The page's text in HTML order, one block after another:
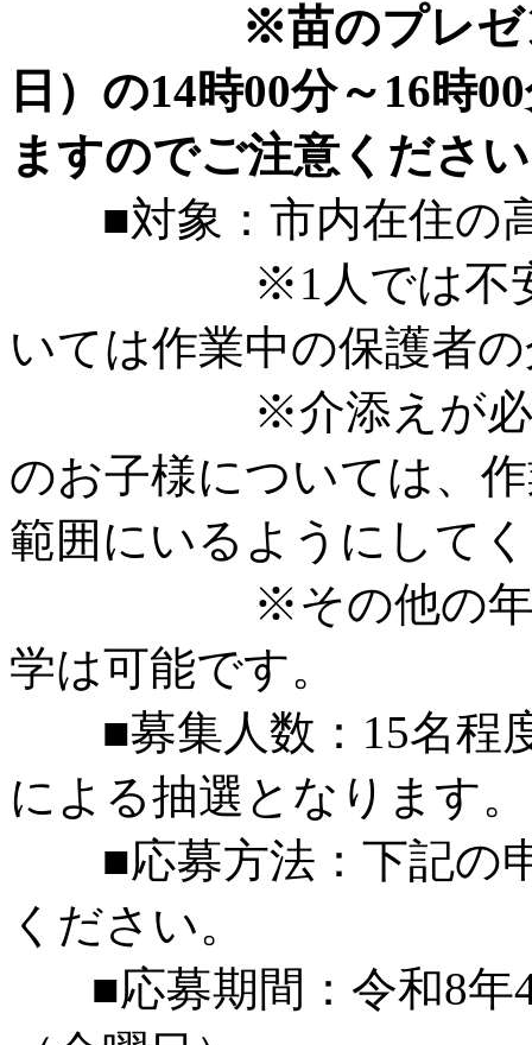
※苗のプレゼ
日）の14時00分～16時
ますのでご注意くださ
■対象：市内在住の高
※1人では不安な
いては作業中の保護者
※介添えが必要な
のお子様については、
範囲にいるようにして
※その他の年齢の
学は可能です。
■募集人数：15名程
による抽選となります
■応募方法：下記の
ください。
■応募期間：令和8年4